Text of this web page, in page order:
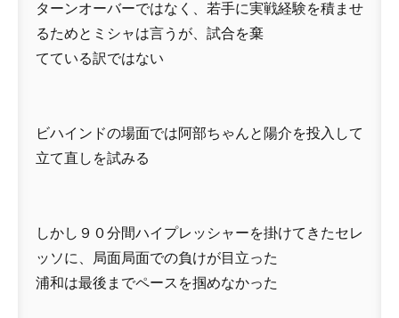
ターンオーバーではなく、若手に実戦経験を積ませ
るためとミシャは言うが、試合を棄
てている訳ではない
ビハインドの場面では阿部ちゃんと陽介を投入して
立て直しを試みる
しかし９０分間ハイプレッシャーを掛けてきたセレ
ッソに、局面局面での負けが目立った
浦和は最後までペースを掴めなかった